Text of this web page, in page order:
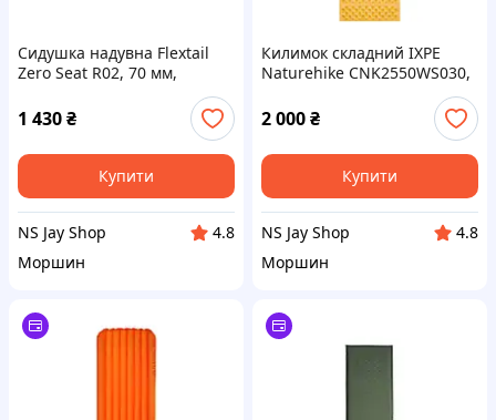
Сидушка надувна Flextail
Zero Seat R02, 70 мм,
1 430₴
Купити
NS Jay Shop
4.8
Моршин
Килимок складний IXPE
Naturehike CNK2550WS030,
185x60x1.8 см, медово-
золотий
2 000₴
Купити
NS Jay Shop
4.8
Моршин